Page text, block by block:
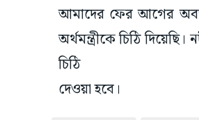
আমাদের ফের আগের
অর্থমন্ত্রীকে চিঠি
চিঠি
দেওয়া হবে।